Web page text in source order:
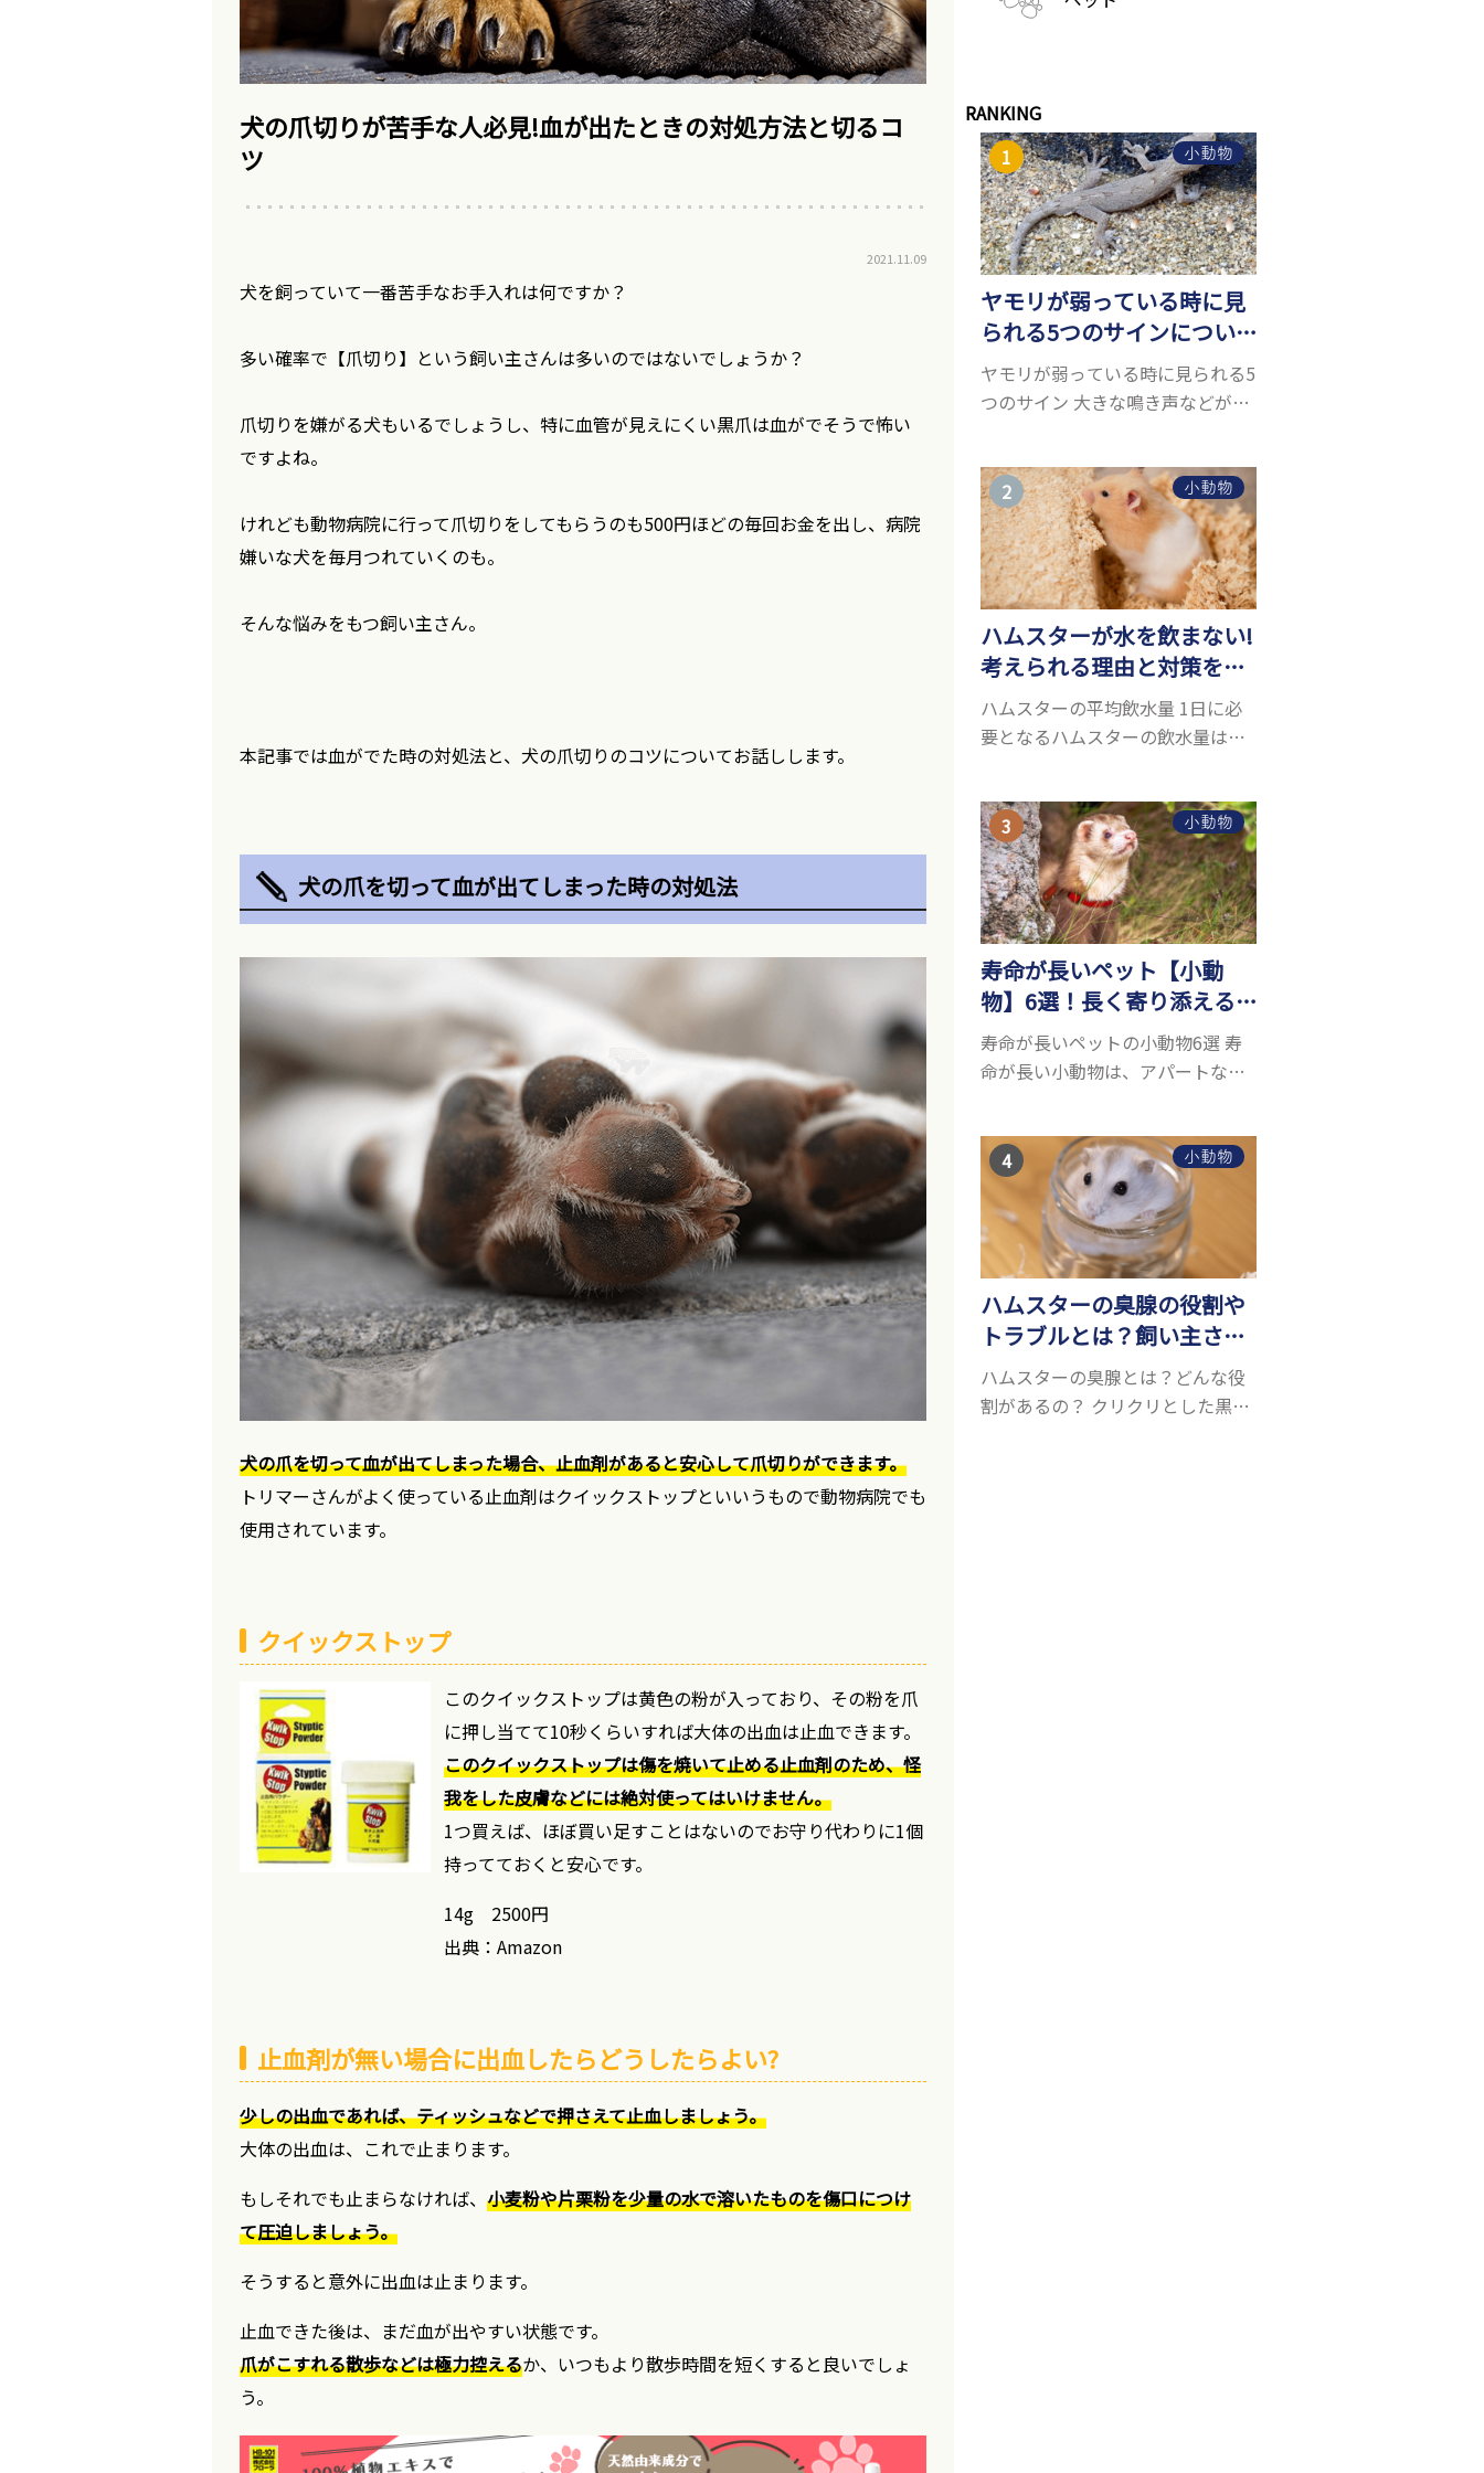
犬の爪切りが苦手な人必見!血が出たときの対処方法と切るコ
ツ
2021.11.09
犬を飼っていて一番苦手なお手入れは何ですか？
多い確率で【爪切り】という飼い主さんは多いのではないでしょうか？
爪切りを嫌がる犬もいるでしょうし、特に血管が見えにくい黒爪は血がでそうで怖い
ですよね。
けれども動物病院に行って爪切りをしてもらうのも500円ほどの毎回お金を出し、病院
嫌いな犬を毎月つれていくのも。
そんな悩みをもつ飼い主さん。
本記事では血がでた時の対処法と、犬の爪切りのコツについてお話しします。
犬の爪を切って血が出てしまった時の対処法
犬の爪を切って血が出てしまった場合、止血剤があると安心して爪切りができます。
トリマーさんがよく使っている止血剤はクイックストップといいうもので動物病院でも
使用されています。
クイックストップ
このクイックストップは黄色の粉が入っており、その粉を爪
に押し当てて10秒くらいすれば大体の出血は止血できます。
このクイックストップは傷を焼いて止める止血剤のため、怪
我をした皮膚などには絶対使ってはいけません。
1つ買えば、ほぼ買い足すことはないのでお守り代わりに1個
持ってておくと安心です。
14g 2500円
出典：Amazon
止血剤が無い場合に出血したらどうしたらよい?
少しの出血であれば、ティッシュなどで押さえて止血しましょう。
大体の出血は、これで止まります。
もしそれでも止まらなければ、 小麦粉や片栗粉を少量の水で溶いたものを傷口につけ
て圧迫しましょう。
そうすると意外に出血は止まります。
止血できた後は、まだ血が出やすい状態です。
爪がこすれる散歩などは極力控えるか、いつもより散歩時間を短くすると良いでしょ
う。
RANKING
小動物
ヤモリが弱っている時に見
られる5つのサインについ
て詳しくご紹介！
ヤモリが弱っている時に見られる5
つのサイン 大きな鳴き声などがな
して人気が高まっているヤモリを
お迎えしたいと思う人も多いので
はないでしょうか...
小動物
ハムスターが水を飲まない!
考えられる理由と対策を解
説
ハムスターの平均飲水量 1日に必
要となるハムスターの飲水量は、
ければなりません。ハムスターの
種類やサイズにもよりますが、平
均10〜15c...
小動物
寿命が長いペット【小動
物】6選！長く寄り添える
小動物はいる？
寿命が長いペットの小動物6選 寿
命が長い小動物は、アパートなど
気が高いです。 以下では寿命が長
い小動物6選を紹介！種類ごとに特
徴や飼育のポイ...
小動物
ハムスターの臭腺の役割や
トラブルとは？飼い主さん
のお手入れは必要？
ハムスターの臭腺とは？どんな役
割があるの？ クリクリとした黒目